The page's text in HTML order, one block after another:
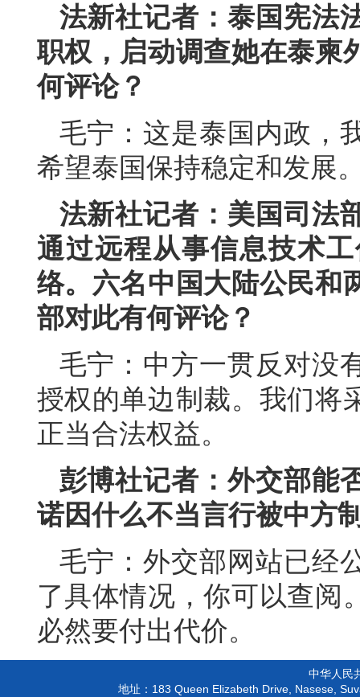
法新社记者：泰国宪法
职权，启动调查她在泰柬
何评论？
毛宁：这是泰国内政，
希望泰国保持稳定和发展
法新社记者：美国司法
通过远程从事信息技术
络。六名中国大陆公民和
部对此有何评论？
毛宁：中方一贯反对没
授权的单边制裁。我们将
正当合法权益。
彭博社记者：外交部能
诺因什么不当言行被中方
毛宁：外交部网站已经
了具体情况，你可以查阅
必然要付出代价。
中华人民
地址： 183 Queen Elizabeth Drive, Nasese,